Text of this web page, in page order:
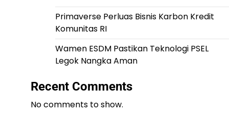
Primaverse Perluas Bisnis Karbon Kredit
Komunitas RI
Wamen ESDM Pastikan Teknologi PSEL
Legok Nangka Aman
Recent Comments
No comments to show.